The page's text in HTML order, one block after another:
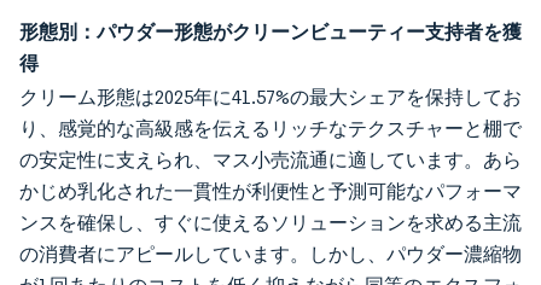
形態別：パウダー形態がクリーンビューティー支持者を獲
得
クリーム形態は2025年に41.57%の最大シェアを保持してお
り、感覚的な高級感を伝えるリッチなテクスチャーと棚で
の安定性に支えられ、マス小売流通に適しています。あら
かじめ乳化された一貫性が利便性と予測可能なパフォーマ
ンスを確保し、すぐに使えるソリューションを求める主流
の消費者にアピールしています。しかし、パウダー濃縮物